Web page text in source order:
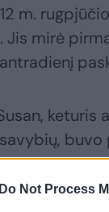
Do Not Process
m.
Jis mirė
keturis
ir
gimtadienį.